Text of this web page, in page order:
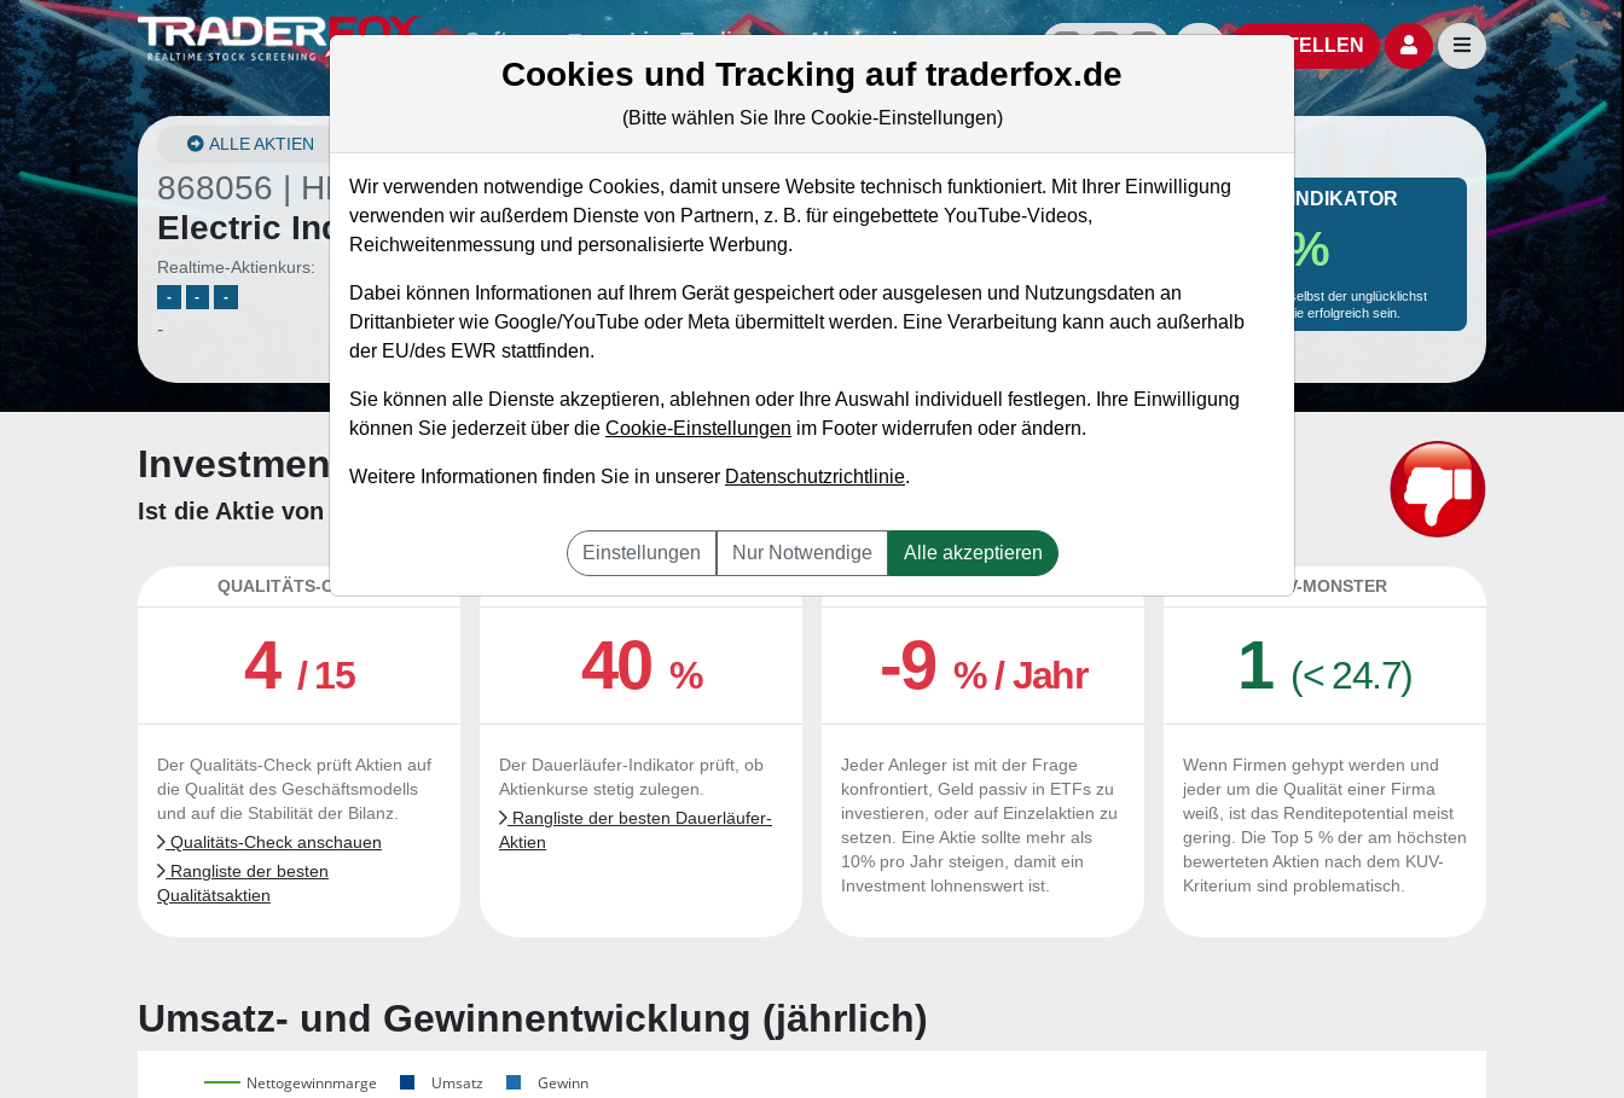
Software Live-Trading Akademie offizielle Social Media-AccountsAktien- und Artikelsuche öffnen
BESTELLEN Seitennavigation
ALLE AKTIEN
868056 | HE–Hawaiian
Electric Industries Aktie
Realtime-Aktienkurs:
- - -
-
Marktkapitalisierung 2,14 Mrd. USD
Unternehmenswert
Umsatz 3,09 Mrd. USD
MONKEY-TRADER INDIKATOR
68.7 %
Mit 68.7 % Wahrscheinlichkeit wird selbst der unglücklichst
agierende Trader mit dieser Aktie erfolgreich sein.
Investment-Check: Kaufempfehlung?
Ist die Aktie von Hawaiian Electric Industries zum Kaufen und Liegenlassen geeignet?
QUALITÄTS-CHECK
4 / 15
Der Qualitäts-Check prüft Aktien auf
die Qualität des Geschäftsmodells
und auf die Stabilität der Bilanz.
Qualitäts-Check anschauen
Rangliste der besten
Qualitätsaktien
40 %
Der Dauerläufer-Indikator prüft, ob
Aktienkurse stetig zulegen.
Rangliste der besten Dauerläufer-
Aktien
-9 % / Jahr
Jeder Anleger ist mit der Frage
konfrontiert, Geld passiv in ETFs zu
investieren, oder auf Einzelaktien zu
setzen. Eine Aktie sollte mehr als
10% pro Jahr steigen, damit ein
Investment lohnenswert ist.
KUV-MONSTER
1 (< 24.7)
Wenn Firmen gehypt werden und
jeder um die Qualität einer Firma
weiß, ist das Renditepotential meist
gering. Die Top 5 % der am höchsten
bewerteten Aktien nach dem KUV-
Kriterium sind problematisch.
Umsatz- und Gewinnentwicklung (jährlich)
Nettogewinnmarge Umsatz Gewinn
Cookies und Tracking auf traderfox.de
(Bitte wählen Sie Ihre Cookie-Einstellungen)
Wir verwenden notwendige Cookies, damit unsere Website technisch funktioniert. Mit Ihrer Einwilligung
verwenden wir außerdem Dienste von Partnern, z. B. für eingebettete YouTube-Videos,
Reichweitenmessung und personalisierte Werbung.
Dabei können Informationen auf Ihrem Gerät gespeichert oder ausgelesen und Nutzungsdaten an
Drittanbieter wie Google/YouTube oder Meta übermittelt werden. Eine Verarbeitung kann auch außerhalb
der EU/des EWR stattfinden.
Sie können alle Dienste akzeptieren, ablehnen oder Ihre Auswahl individuell festlegen. Ihre Einwilligung
können Sie jederzeit über die Cookie-Einstellungen im Footer widerrufen oder ändern.
Weitere Informationen finden Sie in unserer Datenschutzrichtlinie.
Einstellungen Nur Notwendige Alle akzeptieren